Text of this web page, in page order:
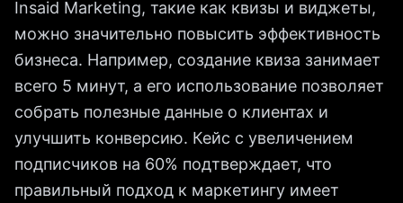
Insaid Marketing, такие как квизы и виджеты,
можно значительно повысить эффективность
бизнеса. Например, создание квиза занимает
всего 5 минут, а его использование позволяет
собрать полезные данные о клиентах и
улучшить конверсию. Кейс с увеличением
подписчиков на 60% подтверждает, что
правильный подход к маркетингу имеет